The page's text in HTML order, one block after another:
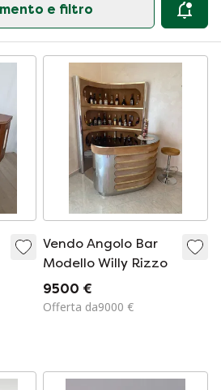
e filtro
Vendo Angolo Bar
Modello Willy Rizzo
9500 €
Offerta da9000 €